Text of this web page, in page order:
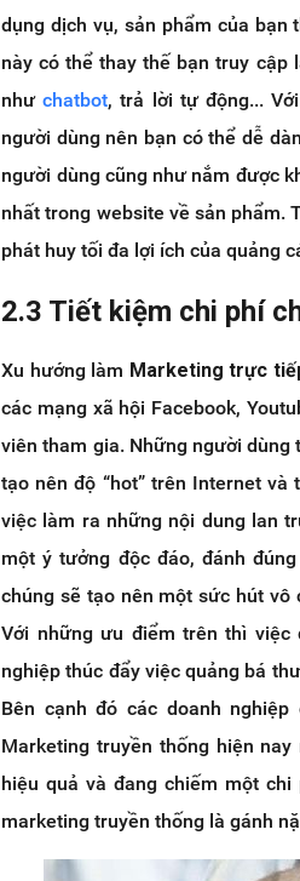
dụng dịch vụ, sản phẩm của bạn
này có thể thay thế bạn truy cập
nhưchatbot, trả lời tự động...
người dùng nên bạn có thể dễ
người dùng cũng như nắm được
nhất trong website về sản phẩm.
phát huy tối đa lợi ích của quảng
2.3 Tiết kiệm chi phí
Xu hướng làm Marketing trực
các mạng xã hội Facebook,
viên tham gia. Những người
tạo nên độ “hot” trên Internet
việc làm ra những nội dung lan
một ý tưởng độc đáo, đánh
chúng sẽ tạo nên một sức hút
Với những ưu điểm trên thì việc
nghiệp thúc đẩy việc quảng bá
Bên cạnh đó các doanh
Marketing truyền thống hiện
hiệu quả và đang chiếm một
marketing truyền thống là gánh